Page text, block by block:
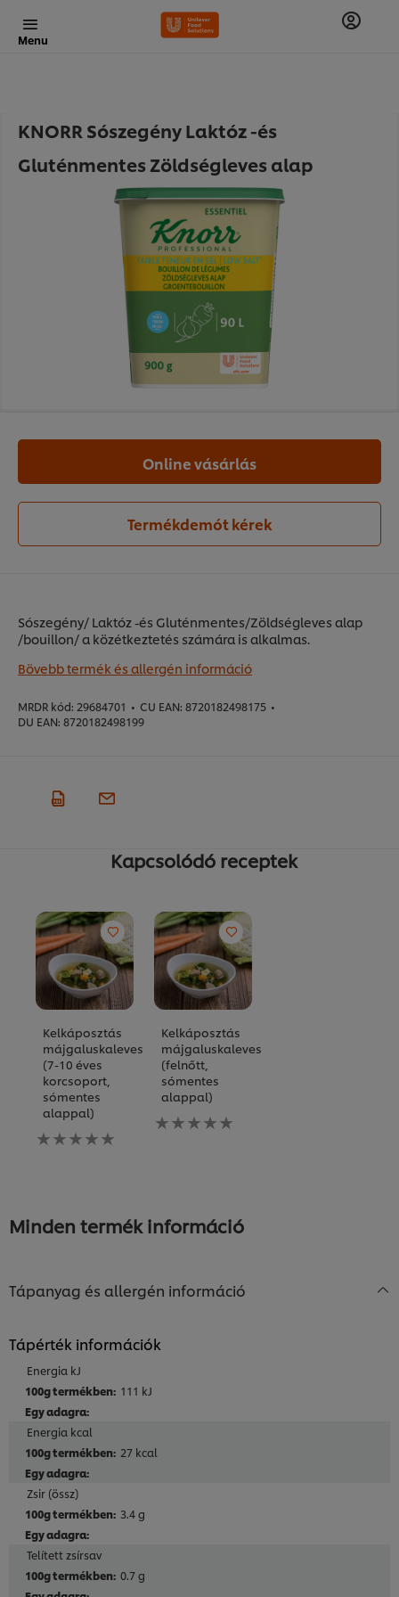
Menu
KNORR Sószegény Laktóz -és
Gluténmentes Zöldségleves alap
Sószegény/ Laktóz -és Gluténmentes/Zöldségleves alap
/bouillon/ a közétkeztetés számára is alkalmas.
Bövebb termék és allergén információ
MRDR kód: 29684701 • CU EAN: 8720182498175 •
DU EAN: 8720182498199
Online vásárlás
Termékdemót kérek
Kapcsolódó receptek
Kelkáposztás
májgaluskaleves
(7-10 éves
korcsoport,
sómentes
alappal)
Nem
küldtek
recipe
Kelkáposztás
májgaluskaleves
(felnőtt,
sómentes
alappal)
Nem
küldtek
elemhez
Minden termék információ
Tápanyag és allergén információ
Tápérték információk
Energia kJ
111 kJ
Energia kcal
27 kcal
Zsir (össz)
3.4 g
Telített zsírsav
0.7 g